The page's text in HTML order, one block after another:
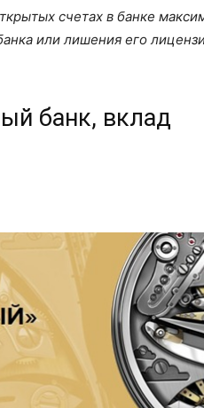
счетах в банке
или лишения его
банк, вклад